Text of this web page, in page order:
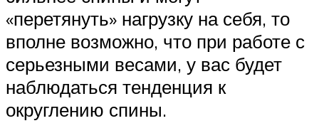
«перетянуть» нагрузку на себя, то
вполне возможно, что при работе с
серьезными весами, у вас будет
наблюдаться тенденция к
округлению спины.